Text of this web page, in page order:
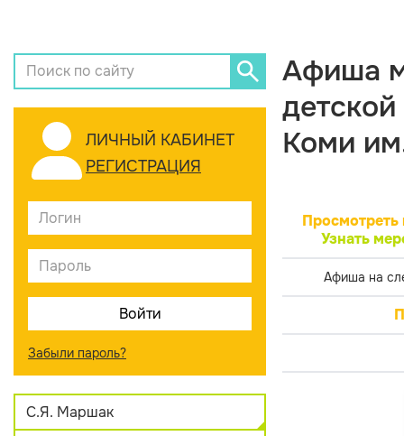
ЛИЧНЫЙ КАБИНЕТ
РЕГИСТРАЦИЯ
Забыли пароль?
С.Я. Маршак
Афиша
Коми
Просмотреть
Узнать
Афиша на